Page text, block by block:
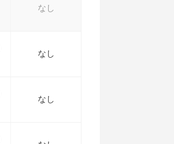
なし
なし
なし